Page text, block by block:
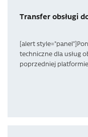
Transfer obsługi
[alert
techniczne dla usług
poprzedniej